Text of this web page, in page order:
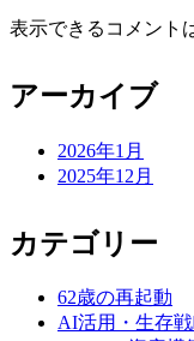
表示できるコメント
アーカイブ
2026年1月
2025年12月
カテゴリー
62歳の再起動
AI活用・生存